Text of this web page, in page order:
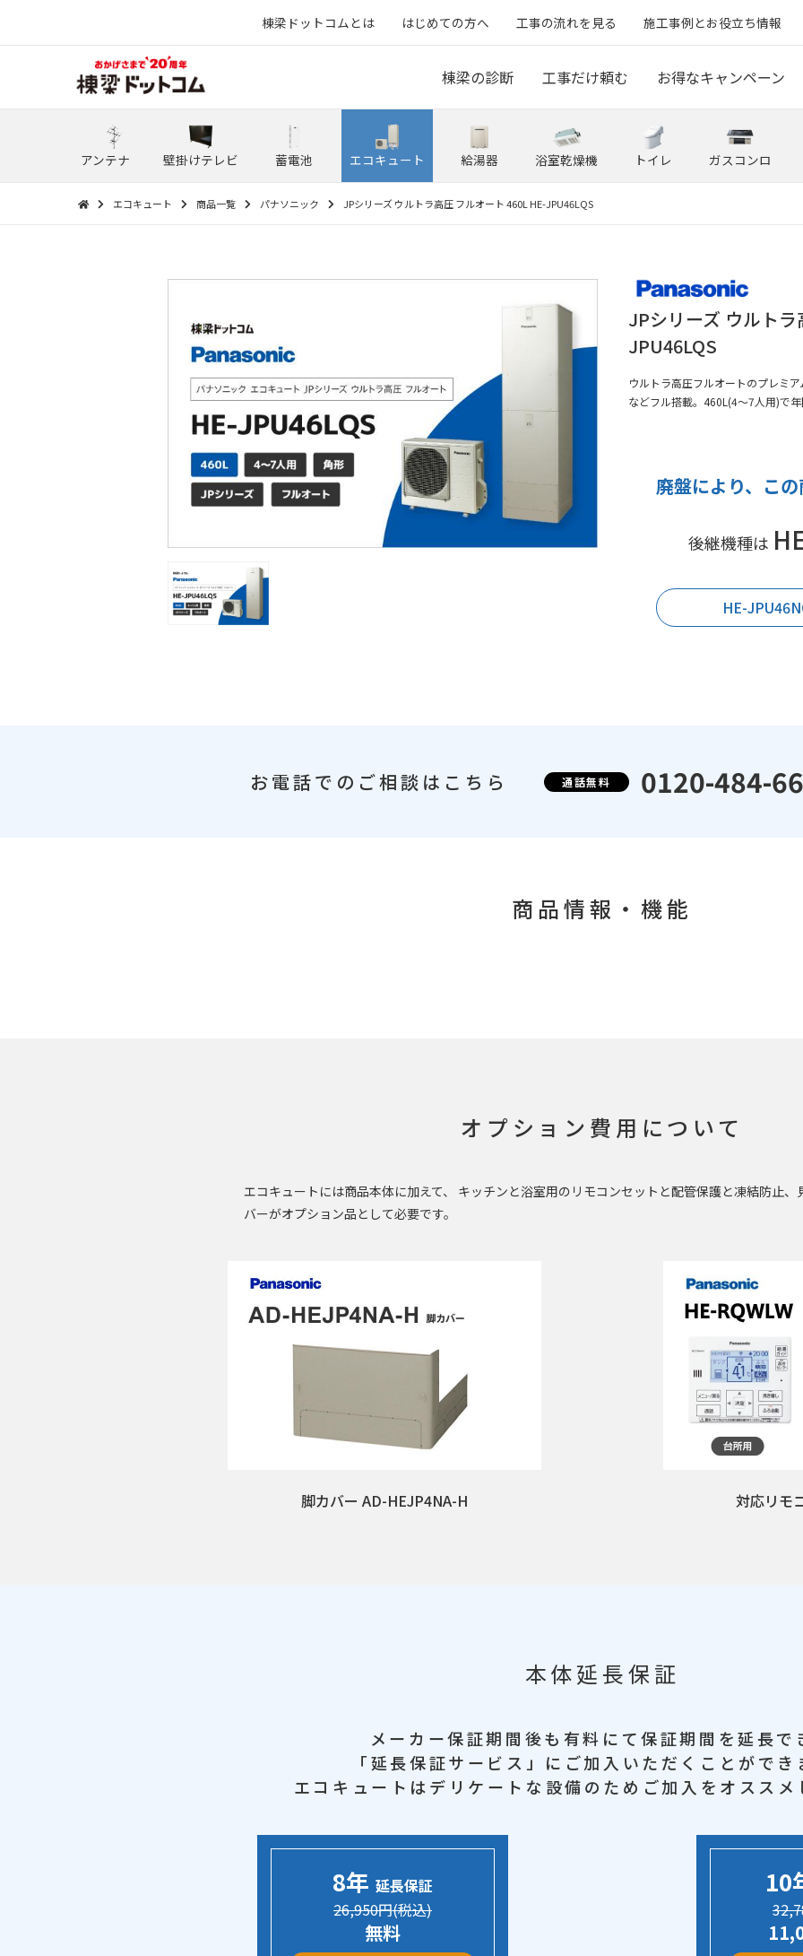
棟梁ドットコムとは はじめての方へ 工事の流れを見る 施工事例とお役立ち情報
棟梁の診断 工事だけ頼む お得なキャンペーン
アンテナ 壁掛けテレビ 蓄電池 エコキュート 給湯器 浴室乾燥機 トイレ ガスコンロ
エコキュート 商品一覧 パナソニック JPシリーズ ウルトラ高圧 フルオート 460L HE-JPU46LQS
JPシリーズ ウルト
JPU46LQS
ウルトラ高圧フルオートのプレミ
などフル搭載。460L(4～7人用)で年
廃盤により、 こ
後継機種は
HE-
お電話でのご相談はこちら 通話無料 0120-484-
商品情報・機能
オプション費用について
エコキュートには商品本体に加えて、 キッチンと浴室用のリモコンセットと配管保護と凍結防止、
バーがオプション品として必要です。
脚カバー AD-HEJP4NA-H 対応リモ
本体延長保証
メーカー保証期間後も 有料にて保証期間を延長で
「延長保証サービス」に ご加入いただくことができ
エコキュートはデリケートな設備のため ご加入をオススメ
8年 延長保証
26,950円(税込)
無料
10